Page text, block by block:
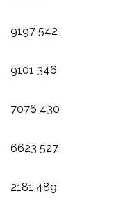
9197 542
9101 346
7076 430
6623 527
2181 489